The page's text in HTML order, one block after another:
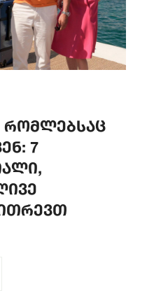
რომლებსაც
7